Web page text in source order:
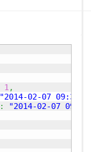
1 ,
"2014-02-07
:
"2014-02-07